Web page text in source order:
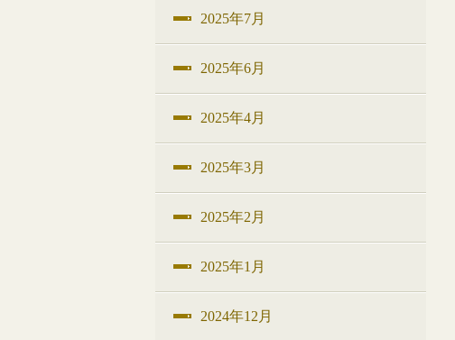
2025年7月
2025年6月
2025年4月
2025年3月
2025年2月
2025年1月
2024年12月